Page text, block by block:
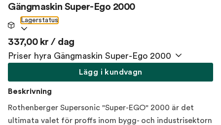
Gängmaskin Super-Ego 2000
Lagerstatus
337,00 kr / dag
Priser hyra Gängmaskin Super-Ego 2000
Lägg i kundvagn
Beskrivning
Rothenberger Supersonic "Super-EGO" 2000 är det
ultimata valet för proffs inom bygg- och industrisektorn